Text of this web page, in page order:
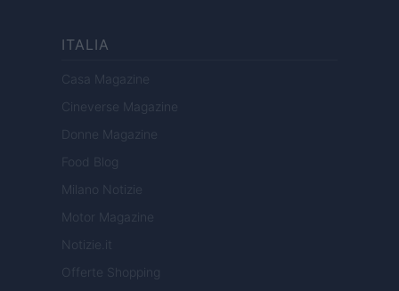
ITALIA
Casa Magazine
Cineverse Magazine
Donne Magazine
Food Blog
Milano Notizie
Motor Magazine
Notizie.it
Offerte Shopping